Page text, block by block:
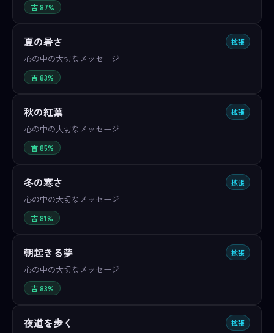
吉 87%
夏の暑さ 拡張
心の中の大切なメッセージ
吉 83%
秋の紅葉 拡張
心の中の大切なメッセージ
吉 85%
冬の寒さ 拡張
心の中の大切なメッセージ
吉 81%
朝起きる夢 拡張
心の中の大切なメッセージ
吉 83%
夜道を歩く 拡張